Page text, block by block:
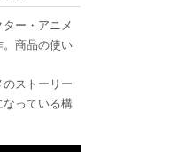
ー・アニメ
。商品の使い
ストーリー
なっている構